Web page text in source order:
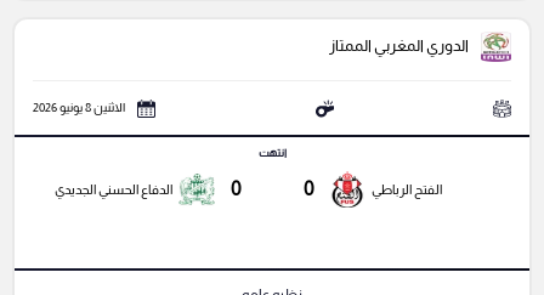
الدوري المغربي الممتاز
الاثنين 8 يونيو 2026
الفتح الرباطي 0
انتهت
0 الدفاع الحسني الجديدي